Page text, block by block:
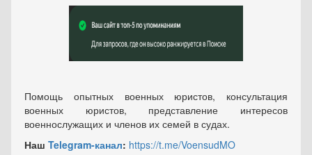
Помощь опытных военных юристов, консультация
военных юристов, представление интересов
военнослужащих и членов их семей в судах.
Наш Telegram-канал: https://t.me/VoensudMO